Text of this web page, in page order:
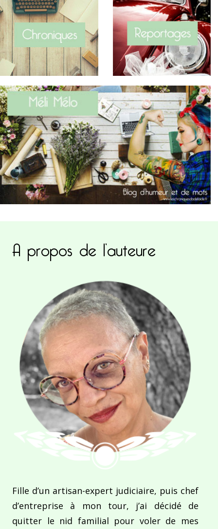
A propos de l’auteure
Fille d’un artisan-expert judiciaire, puis chef
d’entreprise à mon tour, j’ai décidé de
quitter le nid familial pour voler de mes